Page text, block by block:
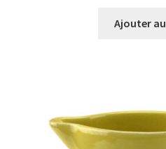
Ajouter